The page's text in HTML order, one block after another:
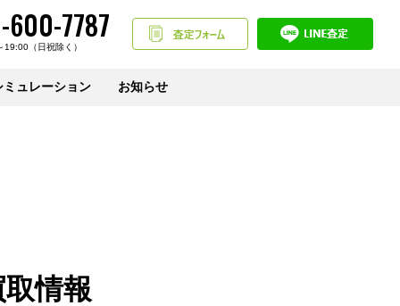
7787
（日祝除く）
ミュレーション お知らせ
情報